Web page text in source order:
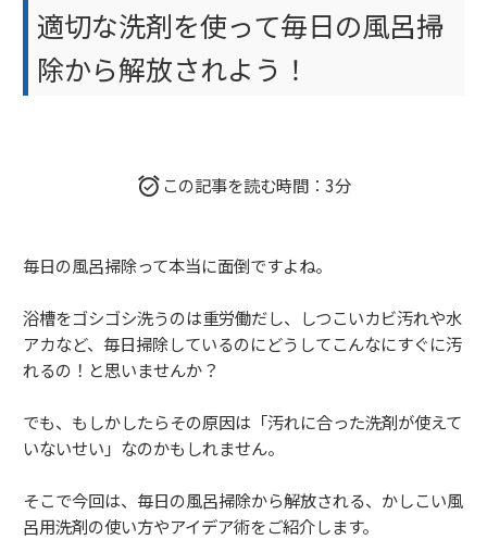
適切な洗剤を使って毎日の風呂掃
除から解放されよう！
この記事を読む時間：3分
毎日の風呂掃除って本当に面倒ですよね。
浴槽をゴシゴシ洗うのは重労働だし、しつこいカビ汚れや水
アカなど、毎日掃除しているのにどうしてこんなにすぐに汚
れるの！と思いませんか？
でも、もしかしたらその原因は「汚れに合った洗剤が使えて
いないせい」なのかもしれません。
そこで今回は、毎日の風呂掃除から解放される、かしこい風
呂用洗剤の使い方やアイデア術をご紹介します。